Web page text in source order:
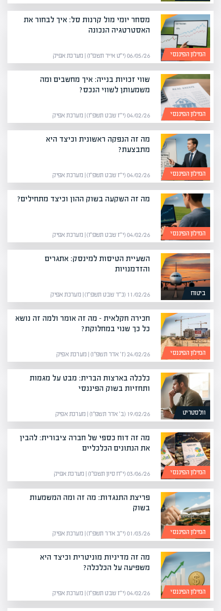
המילון הפיננסי
מסחר יומי מול קרנות סל: איך לבחור את
האסטרטגיה הנכונה
06/05/26 (י״ט אייר תשפ״ו) | מערכת אפיק
המילון הפיננסי
שווי זכויות בנייה: איך מחשבים ומה
משמעותן לשווי הנכס?
04/02/26 (י״ז שבט תשפ״ו) | מערכת אפיק
המילון הפיננסי
מה זה הנפקה ראשונית וכיצד היא
מתבצעת?
04/02/26 (י״ז שבט תשפ״ו) | מערכת אפיק
המילון הפיננסי
מה זה השקעה בשוק ההון וכיצד מתחילים?
04/02/26 (י״ז שבט תשפ״ו) | מערכת אפיק
ביטוח
השעיית הטיסות למינסק: אתגרים
והזדמנויות
11/02/26 (כ״ד שבט תשפ״ו) | מערכת אפיק
המילון הפיננסי
חכירה חקלאית – מה זה אומר ולמה זה נושא
כל כך שנוי במחלוקת?
24/02/26 (ז׳ אדר תשפ״ו) | מערכת אפיק
וולסטריט
כלכלה בארצות הברית: מבט על מגמות
ותחזיות בשוק הפיננסי
19/02/26 (ב׳ אדר תשפ״ו) | מערכת אפיק
המילון הפיננסי
מה זה דוח כספי של חברה ציבורית: להבין
את הנתונים הכלכליים
03/06/26 (י״ח סיון תשפ״ו) | מערכת אפיק
המילון הפיננסי
פריצת התנגדות: מה זה ומה המשמעות
בשוק
01/03/26 (י״ב אדר תשפ״ו) | מערכת אפיק
המילון הפיננסי
מה זה מדיניות מוניטרית וכיצד היא
משפיעה על הכלכלה?
04/02/26 (י״ז שבט תשפ״ו) | מערכת אפיק